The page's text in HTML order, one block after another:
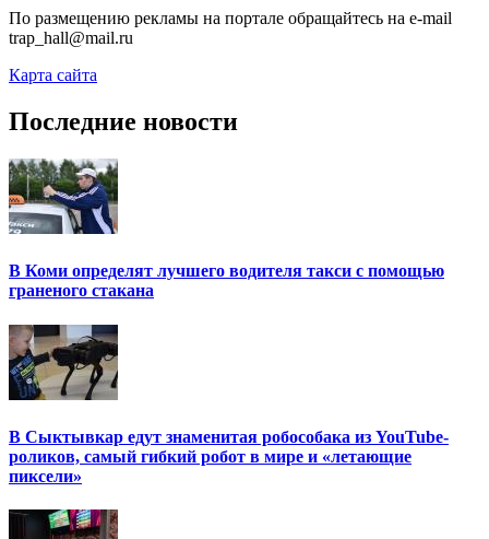
По размещению рекламы на портале обращайтесь на e-mail
trap_hall@mail.ru
Карта сайта
Последние новости
В Коми определят лучшего водителя такси с помощью
граненого стакана
В Сыктывкар едут знаменитая робособака из YouTube-
роликов, самый гибкий робот в мире и «летающие
пиксели»